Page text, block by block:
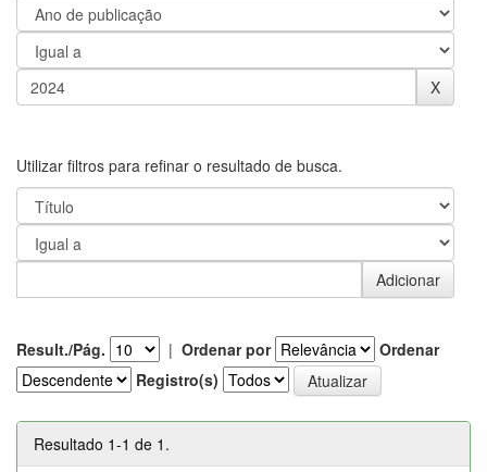
Utilizar filtros para refinar o resultado de busca.
Result./Pág. | Ordenar por
Ordenar
Registro(s)
Resultado 1-1 de 1.